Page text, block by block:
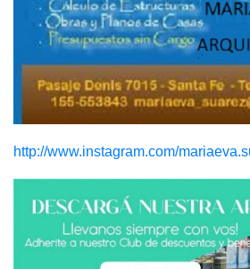
http://www.instagram.com/